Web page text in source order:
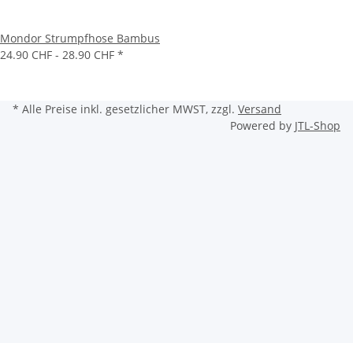
Mondor Strumpfhose Bambus
24.90 CHF - 28.90 CHF *
* Alle Preise inkl. gesetzlicher MWST, zzgl. Versand
Powered by JTL-Shop